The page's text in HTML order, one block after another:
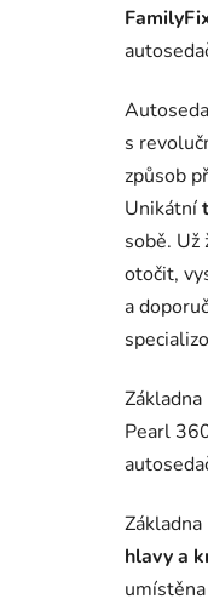
s
způsob
Unikátní
sobě. Už
otočit,
a
Pearl
hlavy a